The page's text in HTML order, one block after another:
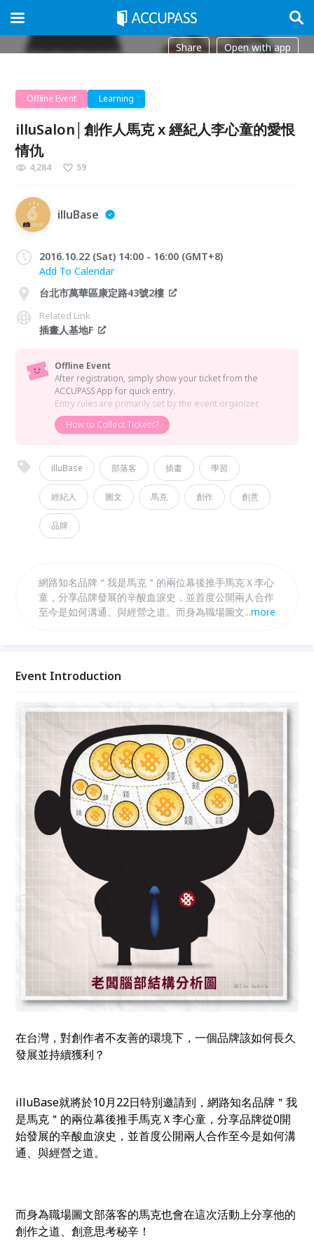
Share Open with app
Offline Event Learning
illuSalon│創作人馬克 x 經紀人李心童的愛恨
情仇
4,284 59
illuBase
2016.10.22 (Sat) 14:00 - 16:00 (GMT+8)
Add To Calendar
台北市萬華區康定路43號2樓
Related Link
插畫人基地F
Offline Event
After registration, simply show your ticket from the
ACCUPASS App for quick entry.
Entry rules are primarily set by the event organizer.
How to Collect Tickets?
illuBase 部落客 插畫 學習
經紀人 圖文 馬克 創作 創意
品牌
網路知名品牌＂我是馬克＂的兩位幕後推手馬克Ｘ李心
童，分享品牌發展的辛酸血淚史，並首度公開兩人合作
至今是如何溝通、與經營之道。而身為職場圖文部落客
...more
Event Introduction
在台灣，對創作者不友善的環境下，一個品牌該如何長久
發展並持續獲利？
illuBase就將於10月22日特別邀請到，網路知名品牌＂我
是馬克＂的兩位幕後推手馬克Ｘ李心童，分享品牌從0開
始發展的辛酸血淚史，並首度公開兩人合作至今是如何溝
通、與經營之道。
而身為職場圖文部落客的馬克也會在這次活動上分享他的
創作之道、創意思考秘辛！